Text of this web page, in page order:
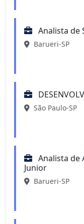
Analista de
Barueri-SP
São Paulo-SP
Analista de
Junior
Barueri-SP